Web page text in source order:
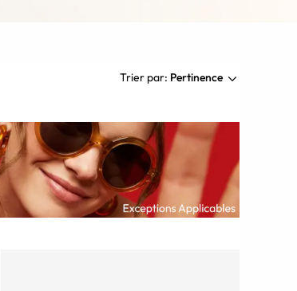
Trier par: Pertinence